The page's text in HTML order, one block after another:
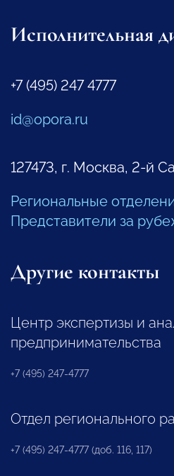
Исполнительная
+7 (495) 247 4777
id@opora.ru
127473, г. Москва, 2-й
Региональные
Представители за
Другие контакты
Центр экспертизы и
предпринимательства
+7 (495) 247-4777
Отдел регионального
+7 (495) 247-4777 (доб. 116, 117)